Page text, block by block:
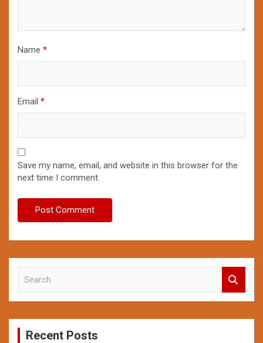
Name *
Email *
Save my name, email, and website in this browser for the
next time I comment.
c
Recent Posts